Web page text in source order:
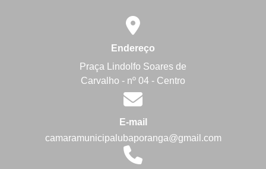
Endereço
Praça Lindolfo Soares de
Carvalho - nº 04 - Centro
E-mail
camaramunicipalubaporanga@gmail.com